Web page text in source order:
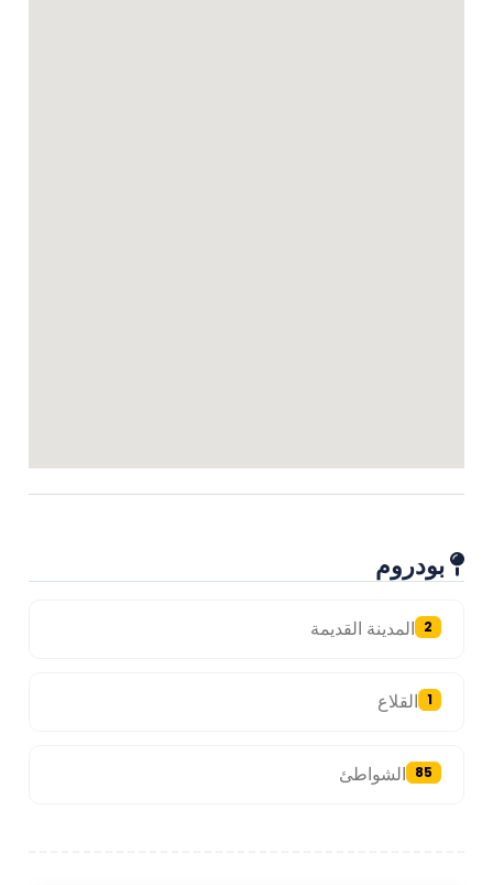
بودروم
المدينة القديمة 2
القلاع 1
الشواطئ 85